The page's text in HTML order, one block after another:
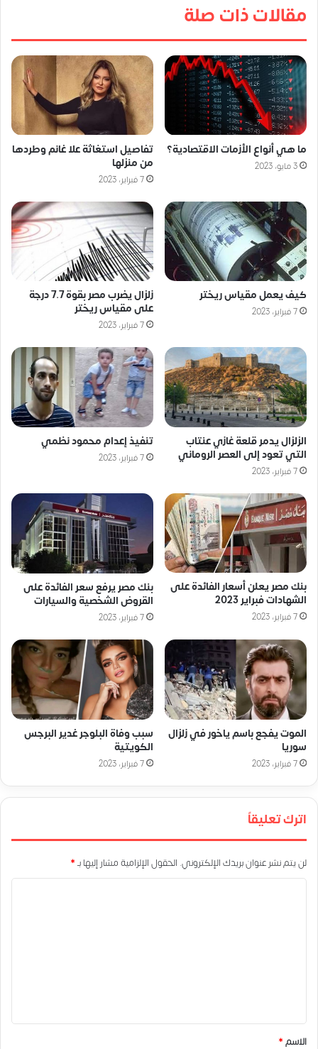
مقالات ذات صلة
ما هي أنواع الأزمات الاقتصادية؟
3 مايو، 2023
تفاصيل استغاثة علا غانم وطردها
من منزلها
7 فبراير، 2023
كيف يعمل مقياس ريختر
7 فبراير، 2023
زلزال يضرب مصر بقوة 7.7 درجة
على مقياس ريختر
7 فبراير، 2023
الزلزال يدمر قلعة غازي عنتاب
التي تعود إلى العصر الروماني
7 فبراير، 2023
تنفيذ إعدام محمود نظمي
7 فبراير، 2023
بنك مصر يعلن أسعار الفائدة على
الشهادات فبراير 2023
7 فبراير، 2023
بنك مصر يرفع سعر الفائدة على
القروض الشخصية والسيارات
7 فبراير، 2023
الموت يفجع باسم ياخور في زلزال
سوريا
7 فبراير، 2023
سبب وفاة البلوجر غدير البرجس
الكويتية
7 فبراير، 2023
اترك تعليقاً
لن يتم نشر عنوان بريدك الإلكتروني. الحقول الإلزامية مشار إليها بـ*
*
الاسم*